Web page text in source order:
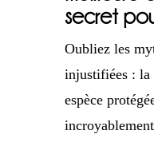
secret
Oubliez les
injustifiées : la
espèce